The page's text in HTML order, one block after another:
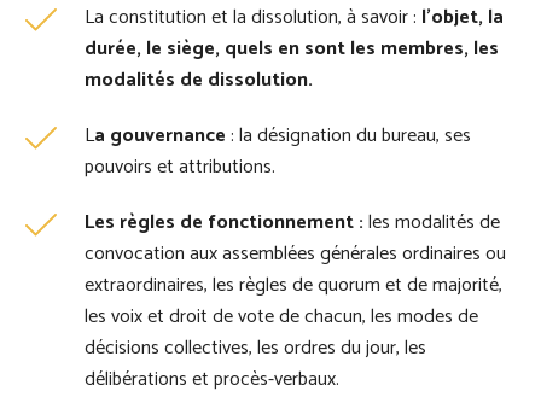
La constitution et la dissolution, à savoir : l’objet, la
durée, le siège, quels en sont les membres, les
modalités de dissolution.
La gouvernance: la désignation du bureau, ses
pouvoirs et attributions.
Les règles de fonctionnement :les modalités de
convocation aux assemblées générales ordinaires ou
extraordinaires, les règles de quorum et de majorité,
les voix et droit de vote de chacun, les modes de
décisions collectives, les ordres du jour, les
délibérations et procès-verbaux.